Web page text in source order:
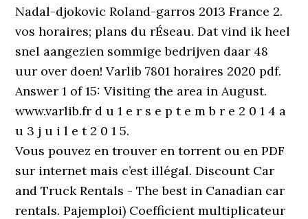
Nadal-djokovic Roland-garros 2013 France 2.
vos horaires; plans du rÉseau. Dat vind ik heel
snel aangezien sommige bedrijven daar 48
uur over doen! Varlib 7801 horaires 2020 pdf.
Answer 1 of 15: Visiting the area in August.
www.varlib.fr d u 1 e r s e p t e m b r e 2 0 1 4 a
u 3 j u i l e t 2 0 1 5.
Vous pouvez en trouver en torrent ou en PDF
sur internet mais c’est illégal. Discount Car
and Truck Rentals - The best in Canadian car
rentals. Pajemploi) Coefficient multiplicateur